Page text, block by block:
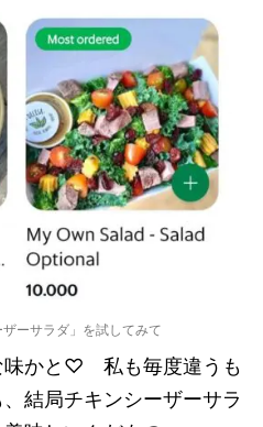
ーサラダ」を試してみて
味かと♡ 私も毎度違うも
結局チキンシーザーサラ